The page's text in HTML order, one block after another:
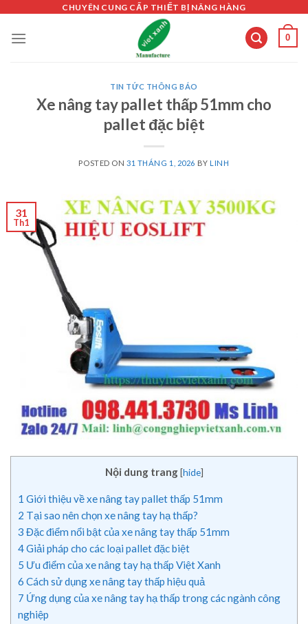
content
CHUYÊN CUNG CẤP THIẾT BỊ NÂNG HÀNG
0
TIN TỨC THÔNG BÁO
Xe nâng tay pallet thấp 51mm cho
pallet đặc biệt
POSTED ON31 THÁNG 1, 2026 BYLINH
31
Th1
Nội dung trang [hide]
1 Giới thiệu về xe nâng tay pallet thấp 51mm
2 Tại sao nên chọn xe nâng tay hạ thấp?
3 Đặc điểm nổi bật của xe nâng tay thấp 51mm
4Giải pháp cho các loại pallet đặc biệt
5 Ưu điểm của xe nâng tay hạ thấp Việt Xanh
6 Cách sử dụng xe nâng tay thấp hiệu quả
7 Ứng dụng của xe nâng tay hạ thấp trong các ngành công
nghiệp